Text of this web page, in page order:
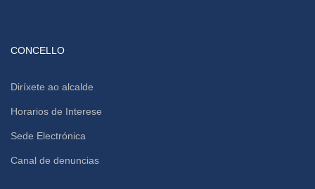
CONCELLO
Diríxete ao alcalde
Horarios de Interese
Sede Electrónica
Canal de denuncias